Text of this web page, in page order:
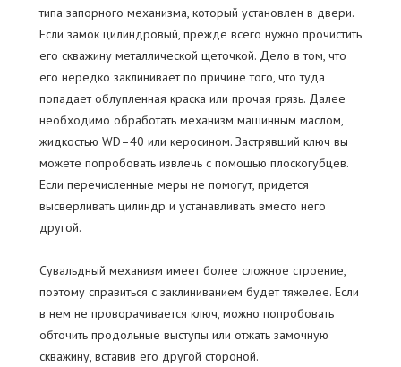
типа запорного механизма, который установлен в двери.
Если замок цилиндровый, прежде всего нужно прочистить
его скважину металлической щеточкой. Дело в том, что
его нередко заклинивает по причине того, что туда
попадает облупленная краска или прочая грязь. Далее
необходимо обработать механизм машинным маслом,
жидкостью WD–40 или керосином. Застрявший ключ вы
можете попробовать извлечь с помощью плоскогубцев.
Если перечисленные меры не помогут, придется
высверливать цилиндр и устанавливать вместо него
другой.
Сувальдный механизм имеет более сложное строение,
поэтому справиться с заклиниванием будет тяжелее. Если
в нем не проворачивается ключ, можно попробовать
обточить продольные выступы или отжать замочную
скважину, вставив его другой стороной.